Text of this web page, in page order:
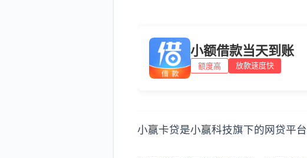
小额借款当天到账
额度高 放款速度快
小赢卡贷是小赢科技旗下的网贷平